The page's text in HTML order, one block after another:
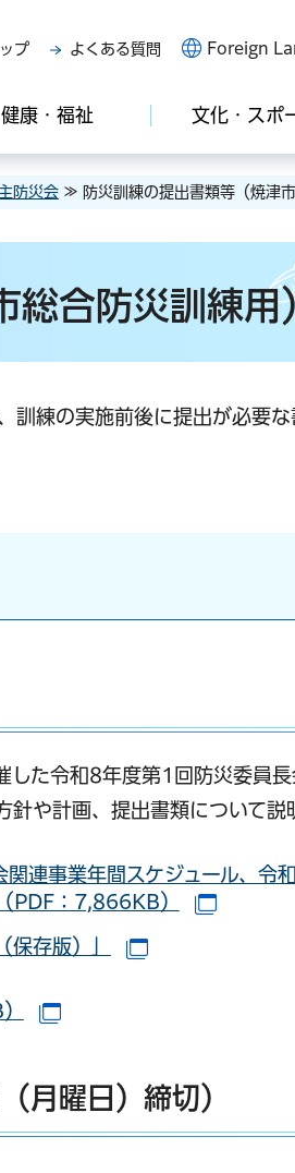
プ よくある質問 Foreign
健康・福祉 文化・スポ
防災会 ≫ 防災訓練の提出書類等（焼津市
総合防災訓練用
訓練の実施前後に提出が必要
た令和8年度第1回防災委員
や計画、提出書類について説
連事業年間スケジュール、令
PDF：7,866KB）
保存版）」 （別ウインドウ
（別ウインドウで開きます
月曜日）締切）